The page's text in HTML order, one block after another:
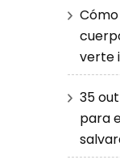
verte
35
para